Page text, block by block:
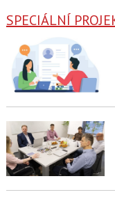
SPECIÁLNÍ